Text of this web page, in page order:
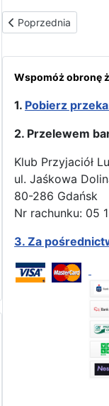
Poprzednia strona:
Poprzednia
Wspomóż obronę
1. Pobierz
2. Przelewem
Klub Przyjaciół
ul. Jaśkowa
80-286 Gdańsk
Nr rachunku: 05
3. Za